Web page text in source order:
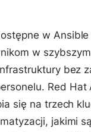
w Ansible
w szybszym
bez
Red Hat
się na trzech
jakimi